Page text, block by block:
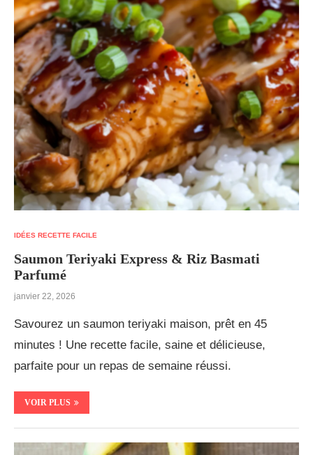
IDÉES RECETTE FACILE
Saumon Teriyaki Express & Riz Basmati
Parfumé
janvier 22, 2026
Savourez un saumon teriyaki maison, prêt en 45
minutes ! Une recette facile, saine et délicieuse,
parfaite pour un repas de semaine réussi.
VOIR PLUS